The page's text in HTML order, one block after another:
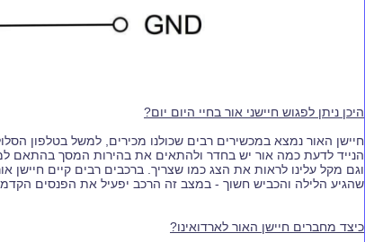
היכן ניתן לפגוש חיישני אור בחיי היום יום?
חיישן האור נמצא במכשירים רבים שכולנו מכירים, למשל בטלפון
הנייד לדעת כמה אור יש בחדר ולהתאים את בהירות המסך בהתאם
וגם מקל עלינו לראות את הצג כמו שצריך. ברכבים רבים קיים חיישן
שהגיע הלילה והכביש חשוך - במצב זה הרכב יפעיל את הפנסים
כיצד מחברים חיישן האור לארדואינו?